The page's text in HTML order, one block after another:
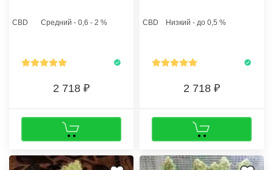
бразильской Сативы. Уровень
CBD Средний - 0,6 - 2 %
2 718
автоцветущих свойств, к
CBD Низкий - до 0,5 %
2 718